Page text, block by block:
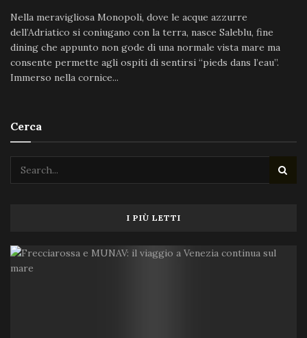
Nella meravigliosa Monopoli, dove le acque azzurre
dell’Adriatico si coniugano con la terra, nasce Saleblu, fine
dining che appunto non gode di una normale vista mare ma
consente permette agli ospiti di sentirsi “pieds dans l’eau”.
Immerso nella cornice...
Cerca
I PIÙ LETTI